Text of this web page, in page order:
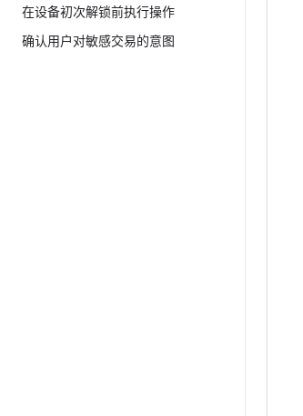
在设备初次解锁前执行操作
确认用户对敏感交易的意图